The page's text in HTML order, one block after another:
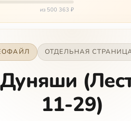
из 500 363 ₽
ОТДЕЛЬНАЯ
Дуняши
11-29)